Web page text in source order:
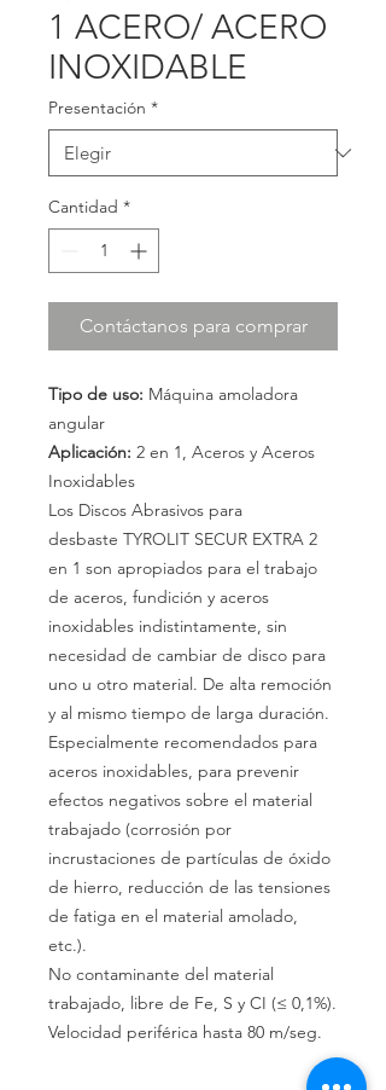
1 ACERO/ ACERO
INOXIDABLE
Presentación *
Cantidad *
Contáctanos para comprar
Tipo de uso: Máquina amoladora
angular
Aplicación: 2 en 1, Aceros y Aceros
Inoxidables
Los Discos Abrasivos para
desbaste TYROLIT SECUR EXTRA 2
en 1 son apropiados para el trabajo
de aceros, fundición y aceros
inoxidables indistintamente, sin
necesidad de cambiar de disco para
uno u otro material. De alta remoción
y al mismo tiempo de larga duración.
Especialmente recomendados para
aceros inoxidables, para prevenir
efectos negativos sobre el material
trabajado (corrosión por
incrustaciones de partículas de óxido
de hierro, reducción de las tensiones
de fatiga en el material amolado,
etc.).
No contaminante del material
trabajado, libre de Fe, S y CI (≤ 0,1%).
Velocidad periférica hasta 80 m/seg.